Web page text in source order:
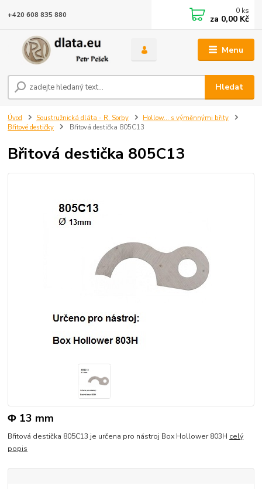
Menu
Hledat
+420 608 835 880 0 ks
za 0,00 Kč
Úvod Soustružnická dláta - R. Sorby
Hollow... s výměnnými břity
Břitové destičky
Břitová destička 805C13
Břitová destička 805C13
Φ 13 mm
Břitová destička 805C13 je určena pro nástroj Box Hollower 803H celý
popis